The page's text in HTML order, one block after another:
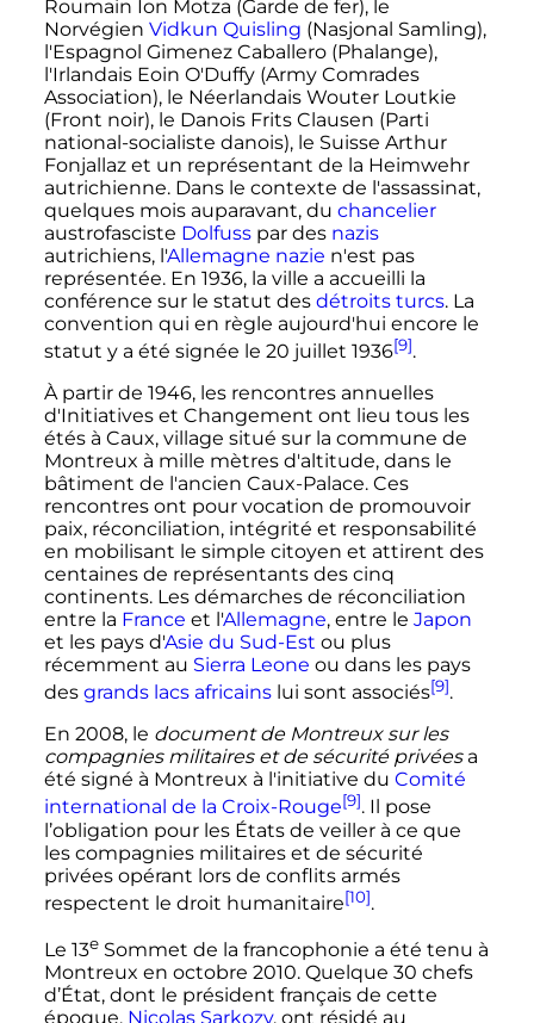
Roumain Ion Motza (Garde de fer), le
Norvégien Vidkun Quisling (Nasjonal Samling),
l'Espagnol Gimenez Caballero (Phalange),
l'Irlandais Eoin O'Duffy (Army Comrades
Association), le Néerlandais Wouter Loutkie
(Front noir), le Danois Frits Clausen (Parti
national-socialiste danois), le Suisse Arthur
Fonjallaz et un représentant de la Heimwehr
autrichienne. Dans le contexte de l'assassinat,
quelques mois auparavant, du chancelier
austrofasciste Dolfusspar des nazis
autrichiens, l'Allemagne nazie n'est pas
représentée. En 1936, la ville a accueilli la
conférence sur le statut des détroits turcs. La
convention qui en règle aujourd'hui encore le
statut y a été signée le 20 juillet 1936[9].
À partir de 1946, les rencontres annuelles
d'Initiatives et Changement ont lieu tous les
étés à Caux, village situé sur la commune de
Montreux à mille mètres d'altitude, dans le
bâtiment de l'ancien Caux-Palace. Ces
rencontres ont pour vocation de promouvoir
paix, réconciliation, intégrité et responsabilité
en mobilisant le simple citoyen et attirent des
centaines de représentants des cinq
continents. Les démarches de réconciliation
entre la France et l'Allemagne, entre le Japon
et les pays d'Asie du Sud-Est ou plus
récemment au Sierra Leone ou dans les pays
des grands lacs africainslui sont associés[9].
En 2008, le document de Montreux sur les
compagnies militaires et de sécurité privéesa
été signé à Montreux à l'initiative du Comité
international de la Croix-Rouge[9]. Il pose
l’obligation pour les États de veiller à ce que
les compagnies militaires et de sécurité
privées opérant lors de conflits armés
respectent le droit humanitaire[10].
Le 13eSommet de la francophonie a été tenu à
Montreux en octobre 2010. Quelque 30 chefs
d’État, dont le président français de cette
époque, Nicolas Sarkozy, ont résidé au